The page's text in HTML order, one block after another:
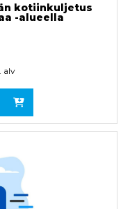
kotiinkuljetus
-alueella
alv